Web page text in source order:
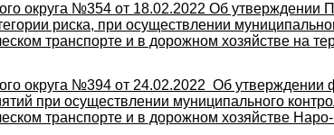
округа №354 от 18.02.2022 Об утверждении
риска, при осуществлении
транспорте и в дорожном хозяйстве на
округа №394 от 24.02.2022 Об
при осуществлении муниципального
транспорте и в дорожном хозяйстве